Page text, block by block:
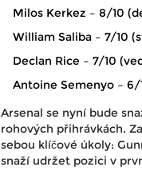
Milos Kerkez – 8/10
William Saliba – 7/10
Declan Rice – 7/10
Antoine Semenyo –
Arsenal se nyní bude
rohových přihrávkách.
sebou klíčové úkoly:
snaží udržet pozici v